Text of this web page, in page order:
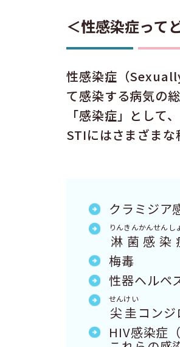
＜性感染症って
性感染症（
て感染する病気の
「感染症」として
STIにはさまざまな
クラミジア
淋菌感染
りんきんかんせんし
梅毒
性器ヘルペ
尖圭
せんけい
コン
HIV感染症